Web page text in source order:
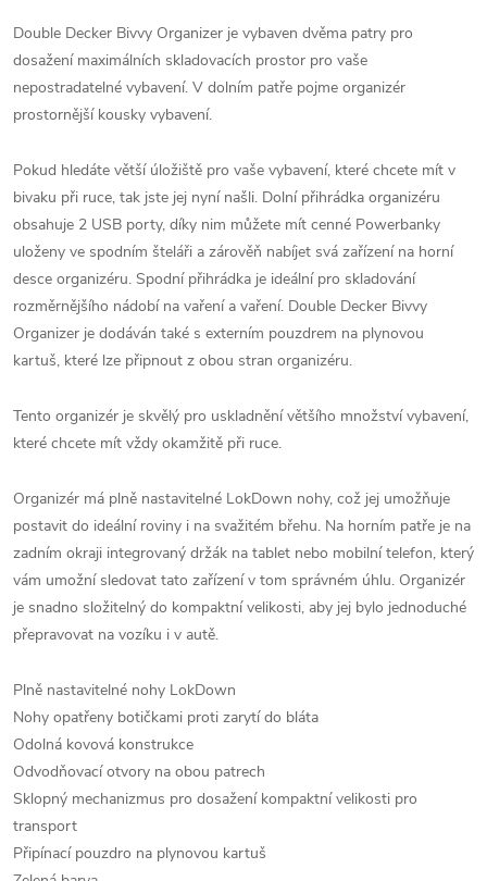
Double Decker Bivvy Organizer je vybaven dvěma patry pro
dosažení maximálních skladovacích prostor pro vaše
nepostradatelné vybavení. V dolním patře pojme organizér
prostornější kousky vybavení.
Pokud hledáte větší úložiště pro vaše vybavení, které chcete mít v
bivaku při ruce, tak jste jej nyní našli. Dolní přihrádka organizéru
obsahuje 2 USB porty, díky nim můžete mít cenné Powerbanky
uloženy ve spodním šteláři a zárověň nabíjet svá zařízení na horní
desce organizéru. Spodní přihrádka je ideální pro skladování
rozměrnějšího nádobí na vaření a vaření. Double Decker Bivvy
Organizer je dodáván také s externím pouzdrem na plynovou
kartuš, které lze připnout z obou stran organizéru.
Tento organizér je skvělý pro uskladnění většího množství vybavení,
které chcete mít vždy okamžitě při ruce.
Organizér má plně nastavitelné LokDown nohy, což jej umožňuje
postavit do ideální roviny i na svažitém břehu. Na horním patře je na
zadním okraji integrovaný držák na tablet nebo mobilní telefon, který
vám umožní sledovat tato zařízení v tom správném úhlu. Organizér
je snadno složitelný do kompaktní velikosti, aby jej bylo jednoduché
přepravovat na vozíku i v autě.
Plně nastavitelné nohy LokDown
Nohy opatřeny botičkami proti zarytí do bláta
Odolná kovová konstrukce
Odvodňovací otvory na obou patrech
Sklopný mechanizmus pro dosažení kompaktní velikosti pro
transport
Připínací pouzdro na plynovou kartuš